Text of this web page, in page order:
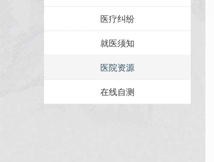
医疗纠纷
就医须知
医院资源
在线自测